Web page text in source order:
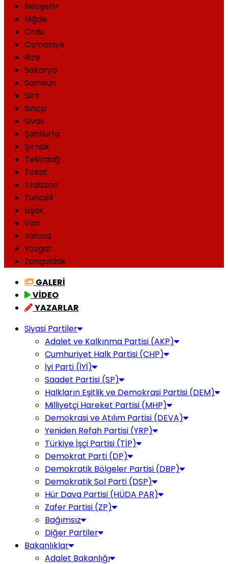
Nevşehir
Niğde
Ordu
Osmaniye
Rize
Sakarya
Samsun
Siirt
Sinop
Sivas
Şanlıurfa
Şırnak
Tekirdağ
Tokat
Trabzon
Tunceli
Uşak
Van
Yalova
Yozgat
Zonguldak
GALERİ
VİDEO
YAZARLAR
Siyasi Partiler
Adalet ve Kalkınma Partisi (AKP)
Cumhuriyet Halk Partisi (CHP)
İyi Parti (İYİ)
Saadet Partisi (SP)
Halkların Eşitlik ve Demokrasi Partisi (DEM)
Milliyetçi Hareket Partisi (MHP)
Demokrasi ve Atılım Partisi (DEVA)
Yeniden Refah Partisi (YRP)
Türkiye İşçi Partisi (TİP)
Demokrat Parti (DP)
Demokratik Bölgeler Partisi (DBP)
Demokratik Sol Parti (DSP)
Hür Dava Partisi (HÜDA PAR)
Zafer Partisi (ZP)
Bağımsız
Diğer Partiler
Bakanlıklar
Adalet Bakanlığı